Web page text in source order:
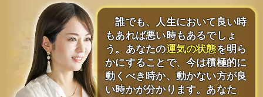
誰でも、人生において良い時
もあれば悪い時もあるでしょ
う。あなたの運気の状態を明ら
かにすることで、今は積極的に
動くべき時か、動かない方が良
い時かが分かります。あなた